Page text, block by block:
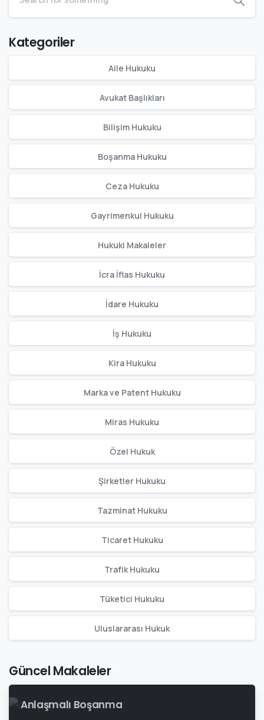
Kategoriler
Aile Hukuku
Avukat Başlıkları
Bilişim Hukuku
Boşanma Hukuku
Ceza Hukuku
Gayrimenkul Hukuku
Hukuki Makaleler
İcra İflas Hukuku
İdare Hukuku
İş Hukuku
Kira Hukuku
Marka ve Patent Hukuku
Miras Hukuku
Özel Hukuk
Şirketler Hukuku
Tazminat Hukuku
Ticaret Hukuku
Trafik Hukuku
Tüketici Hukuku
Uluslararası Hukuk
Güncel Makaleler
Anlaşmalı Boşanma